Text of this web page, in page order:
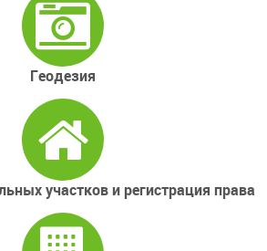
Геодезия
участков и регистрация права